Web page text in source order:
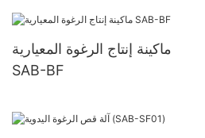
ماكينة إنتاج الرغوة المعيارية
SAB-BF